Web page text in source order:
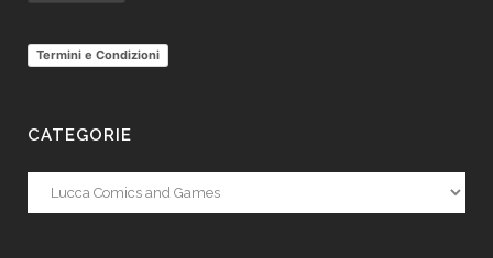
Termini e Condizioni
CATEGORIE
Categorie